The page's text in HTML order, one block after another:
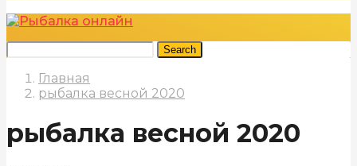
Search
Главная
рыбалка весной 2020
рыбалка весной 2020